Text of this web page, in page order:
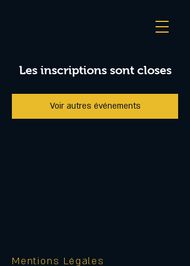
Les inscriptions sont closes
Voir autres événements
Mentions Légales